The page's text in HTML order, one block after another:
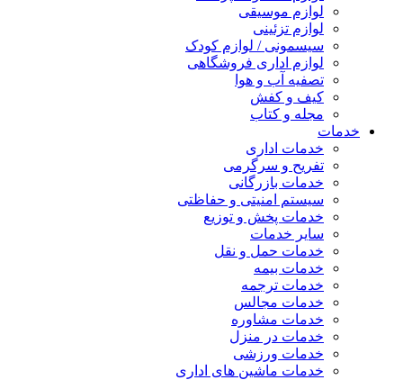
لوازم موسیقی
لوازم تزئینی
سیسمونی / لوازم کودک
لوازم اداری فروشگاهی
تصفیه آب و هوا
کیف و کفش
مجله و کتاب
خدمات
خدمات اداری
تفریح و سرگرمی
خدمات بازرگانی
سیستم امنیتی و حفاظتی
خدمات پخش و توزیع
سایر خدمات
خدمات حمل و نقل
خدمات بیمه
خدمات ترجمه
خدمات مجالس
خدمات مشاوره
خدمات در منزل
خدمات ورزشی
خدمات ماشین های اداری